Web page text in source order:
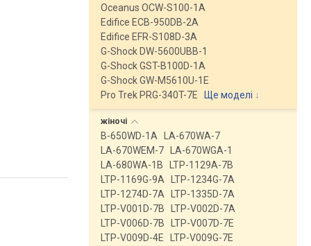
Oceanus OCW-S100-1A
Edifice ECB-950DB-2A
Edifice EFR-S108D-3A
G-Shock DW-5600UBB-1
G-Shock GST-B100D-1A
G-Shock GW-M5610U-1E
Pro Trek PRG-340T-7E
Ще моделі ↓
жіночі
B-650WD-1A
LA-670WA-7
LA-670WEM-7
LA-670WGA-1
LA-680WA-1B
LTP-1129A-7B
LTP-1169G-9A
LTP-1234G-7A
LTP-1274D-7A
LTP-1335D-7A
LTP-V001D-7B
LTP-V002D-7A
LTP-V006D-7B
LTP-V007D-7E
LTP-V009D-4E
LTP-V009G-7E